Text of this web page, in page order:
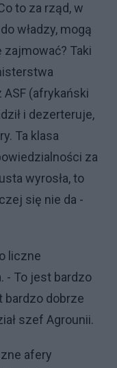
to za rząd, w
władzy, mogą
Taki
(afrykański
i dezerteruje,
Ta klasa
za
wyrosła, to
się nie da -
liczne
- To jest bardzo
bardzo dobrze
szef Agrounii.
afery